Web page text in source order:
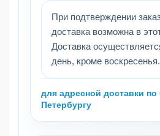
При подтверждении
доставка возможна в
Доставка
день, кроме воскресенья.
для адресной доставки по
Петербургу